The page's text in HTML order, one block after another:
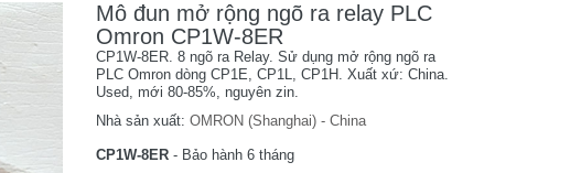
Mô đun mở rộng ngõ ra relay PLC
Omron CP1W-8ER
CP1W-8ER. 8 ngõ ra Relay. Sử dụng mở rộng ngõ ra
PLC Omron dòng CP1E, CP1L, CP1H. Xuất xứ: China.
Used, mới 80-85%, nguyên zin.
Nhà sản xuất: OMRON (Shanghai) - China
CP1W-8ER- Bảo hành 6 tháng